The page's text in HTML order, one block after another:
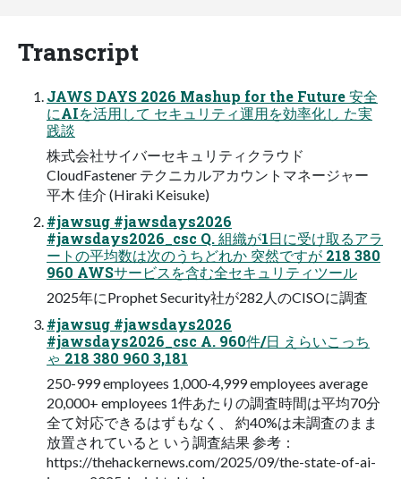
Transcript
JAWS DAYS 2026 Mashup for the Future 安全
にAIを活用して セキュリティ運用を効率化し た実
践談
株式会社サイバーセキュリティクラウド
CloudFastener テクニカルアカウントマネージャー
平木 佳介 (Hiraki Keisuke)
#jawsug #jawsdays2026
#jawsdays2026_csc Q. 組織が1日に受け取るアラ
ートの平均数は次のうちどれか 突然ですが 218 380
960 AWSサービスを含む全セキュリティツール
2025年にProphet Security社が282人のCISOに調査
#jawsug #jawsdays2026
#jawsdays2026_csc A. 960件/日 えらいこっち
ゃ 218 380 960 3,181
250-999 employees 1,000-4,999 employees average
20,000+ employees 1件あたりの調査時間は平均70分
全て対応できるはずもなく、 約40%は未調査のまま
放置されていると いう調査結果 参考：
https://thehackernews.com/2025/09/the-state-of-ai-